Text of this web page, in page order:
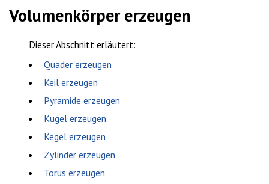
Volumenkörper erzeugen
Dieser Abschnitt erläutert:
Quader erzeugen
Keil erzeugen
Pyramide erzeugen
Kugel erzeugen
Kegel erzeugen
Zylinder erzeugen
Torus erzeugen